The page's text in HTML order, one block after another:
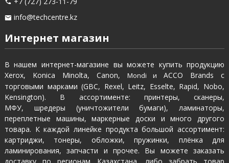
info@techcentre.kz
Интернет магазин
В нашем интернет-магазине вы можете купить продукцию
Xerox, Konica Minolta, Canon, Mondi иACCO Brands с
торговыми марками (GBC, Rexel, Leitz, Esselte, Rapid, Nobo,
Kensington). В ассортименте: принтеры, сканеры,
МФУ, шредеры (уничтожители бумаги), ламинаторы,
переплетные машины, маркерные доски и много другого
товара. К каждой линейке продукта большой ассортимент:
картриджи, тонеры, обложки, пружинки, плёнка для
ламинирования, запчасти и прочее. Вы можете заказать
доставку по регионам Казахстана, либо забрать товар